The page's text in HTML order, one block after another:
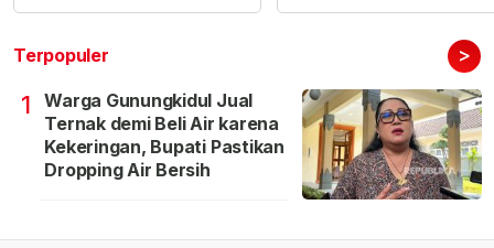
Terpopuler >
1
Warga Gunungkidul Jual
Ternak demi Beli Air karena
Kekeringan, Bupati Pastikan
Dropping Air Bersih